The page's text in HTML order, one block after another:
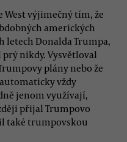
West výjimečný tím, že
amerických
letech Donalda Trumpa,
nikdy. Vysvětloval
plány nebo že
vždy
jenom využívají,
přijal Trumpovo
také trumpovskou